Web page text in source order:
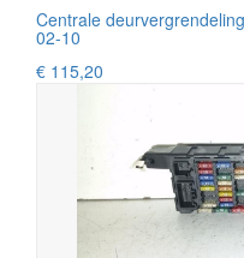
Centrale
02-10
€ 115,20